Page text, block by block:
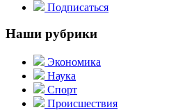
Подписаться
Наши рубрики
Экономика
Наука
Спорт
Происшествия